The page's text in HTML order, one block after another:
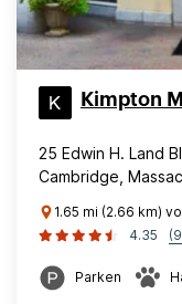
Kimpton
25 Edwin H. Land
Cambridge,
1.65 mi (2.66 km)
4.35
Parken